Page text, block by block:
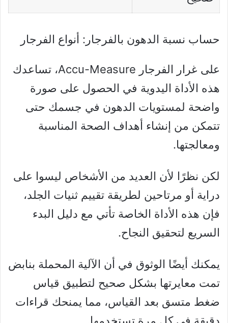
حساب نسبة الدهون بالفرجار: أنواع الفرجار
على غرار الفرجار Accu-Measure، تساعدك
هذه الأداة اليدوية في الحصول على صورة
واضحة لمستويات الدهون في جسمك حتى
تتمكن من إنشاء أهداف الصحة المناسبة
ومعالجتها.
لكن نظرًا لأن العديد من الأشخاص ليسوا على
دراية أو مرتاحين لطريقة تقييم ثنيات الجلد،
فإن هذه الأداة الخاصة تأتي مع دليل البدء
السريع لتحقيق النجاح.
يمكنك أيضًا الوثوق في أن الآلية المحملة بنابض
تمت معايرتها بشكل صحيح لتطبيق قياس
ضغط متسق بعد القياس، مما يمنحك قراءات
دقيقة في كل مرة تستخدمها.